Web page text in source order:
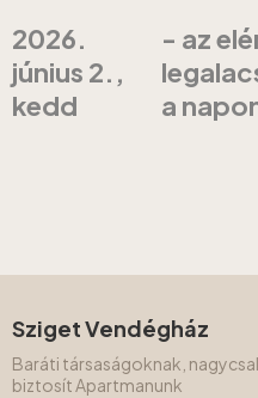
2026.
június 2.,
kedd
- az
a
Sziget Vendégház
Baráti társaságoknak,
biztosít Apartmanunk